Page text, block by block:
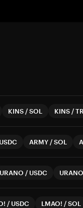
KINS /SOL KINS /
USDC ARMY /SOL
URANO / USDC URANO
/ USDC LMAO! /SOL